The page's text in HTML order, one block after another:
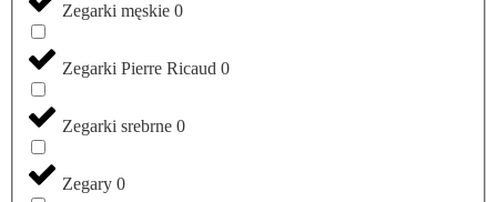
Zegarki męskie 0
Zegarki Pierre Ricaud 0
Zegarki srebrne 0
Zegary 0